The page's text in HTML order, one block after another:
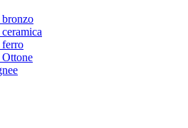
bronzo
ferro
Ottone